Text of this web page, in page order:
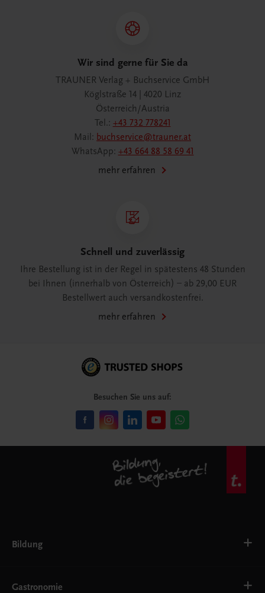
Wir sind gerne für Sie da
TRAUNER Verlag + Buchservice GmbH
Köglstraße 14 | 4020 Linz
Österreich/Austria
Tel.: +43 732 778241
Mail: buchservice@trauner.at
WhatsApp: +43 664 88 58 69 41
mehr erfahren
Schnell und zuverlässig
Ihre Bestellung ist in der Regel in spätestens 48 Stunden
bei Ihnen (innerhalb von Österreich) – ab 29,00 EUR
Bestellwert auch versandkostenfrei.
mehr erfahren
Besuchen Sie uns auf:
Bildung
AHS
Gastronomie